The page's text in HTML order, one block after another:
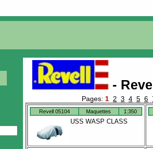
-
Pages: 1 2 3 4 5 6
Revell 05104 Maquettes 1:350
USS WASP CLASS